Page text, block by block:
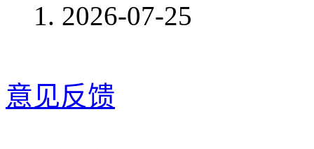
2026-07-25
意见反馈